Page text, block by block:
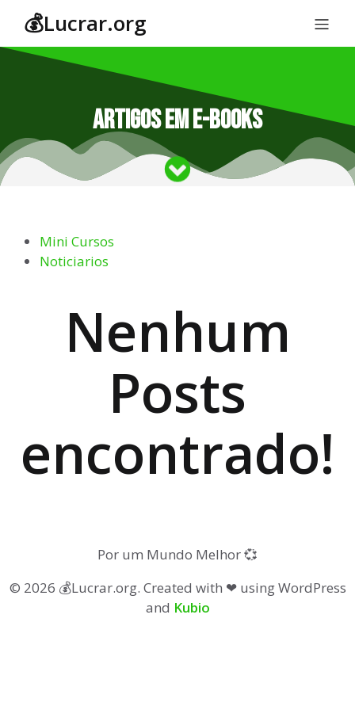
💰Lucrar.org
Artigos em E-Books
Mini Cursos
Noticiarios
Nenhum
Posts
encontrado!
Por um Mundo Melhor 💞
© 2026 💰Lucrar.org. Created with ❤ using WordPress
and Kubio